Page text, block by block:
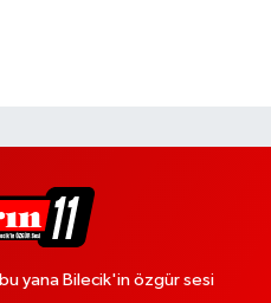
yana Bilecik'in özgür sesi